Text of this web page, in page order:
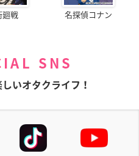
廻戦 名探偵コナン
SNS
いオタクライフ！